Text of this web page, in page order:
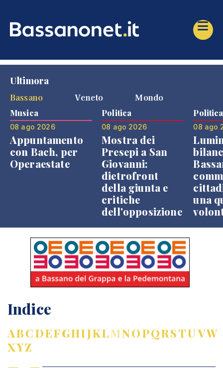
Ultimora
Bassano
Veneto Mondo
Musica
08 ago 2026
Appuntamento
con Bach, per
Operaestate
Politica
08 ago 2026
Mostra dei
Presepi a San
Giovanni:
dietrofront
della giunta e
critiche
dell'opposizione
Politica
08 ago
una
Indice
ABCDEFGHIJKLMNOPQRSTUVW
XYZ